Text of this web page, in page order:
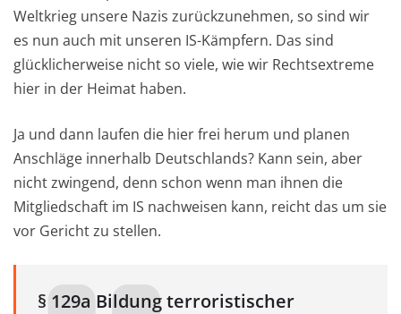
Weltkrieg unsere Nazis zurückzunehmen, so sind wir
es nun auch mit unseren IS-Kämpfern. Das sind
glücklicherweise nicht so viele, wie wir Rechtsextreme
hier in der Heimat haben.
Ja und dann laufen die hier frei herum und planen
Anschläge innerhalb Deutschlands? Kann sein, aber
nicht zwingend, denn schon wenn man ihnen die
Mitgliedschaft im IS nachweisen kann, reicht das um sie
vor Gericht zu stellen.
§ 129a Bildung terroristischer